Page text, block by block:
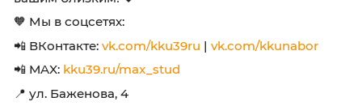
От всей души желаем, чтобы в каждом доме
царили уют, доверие и взаимная поддержка.
в семьях всегда будет место для добрых
совместных радостей и тихой, надёжной
Крепкого здоровья, благополучия и счастья